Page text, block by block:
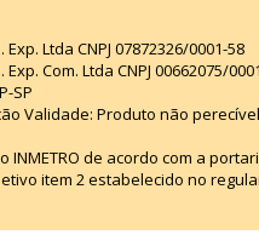
Ltda CNPJ 07872326/0001-58
Com. Ltda CNPJ 00662075/
SP
Validade: Produto não
de acordo com a
item 2 estabelecido no